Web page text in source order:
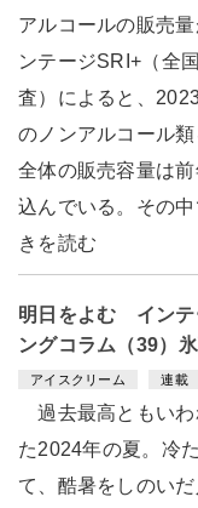
アルコールの販売
ンテージSRI+（全
査）によると、
のノンアルコール
全体の販売容量は
込んでいる。その
きを読む
明日をよむ インテ
ングコラム（39）
アイスクリーム 連載
過去最高ともいわ
た2024年の夏。冷
て、酷暑をしのい